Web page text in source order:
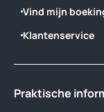
Vind mijn
Klantenservice
Praktische